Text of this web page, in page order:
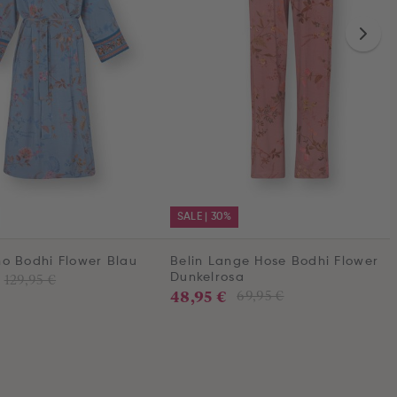
Bodhi Flower Blau
129,95 €
SALE | 30%
Belin Lange Hose Bodhi Flower
Dunkelrosa
69,95 €
48,95 €